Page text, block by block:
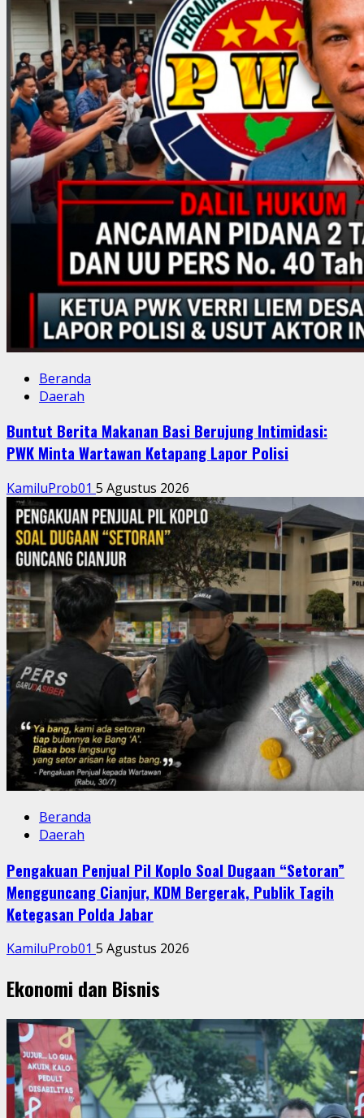
Beranda
Daerah
Buntut Berita Makanan Basi Berujung Intimidasi:
PWK Minta Wartawan Ketapang Lapor Polisi
KamiluProb01 5 Agustus 2026
Beranda
Daerah
Pengakuan Penjual Pil Koplo Soal Dugaan “Setoran”
Mengguncang Cianjur, KDM Bergerak, Publik Tagih
Ketegasan Polda Jabar
KamiluProb01 5 Agustus 2026
Ekonomi dan Bisnis